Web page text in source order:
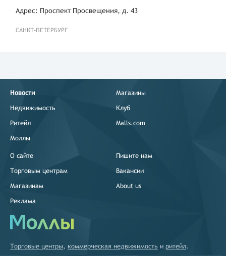
Адрес: Проспект Просвещения, д. 43
САНКТ-ПЕТЕРБУРГ
Новости
Недвижимость
Ритейл
Моллы
Магазины
Клуб
Malls.com
О сайте
Торговым центрам
Магазинам
Реклама
Пишите нам
Вакансии
About us
Торговые центры, коммерческая недвижимость и ритейл.